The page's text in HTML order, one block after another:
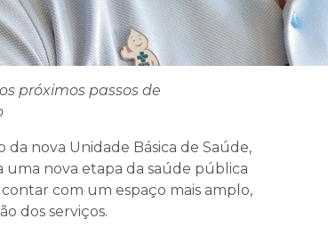
próximos passos de
nova Unidade Básica de Saúde,
nova etapa da saúde pública
com um espaço mais amplo,
dos serviços.